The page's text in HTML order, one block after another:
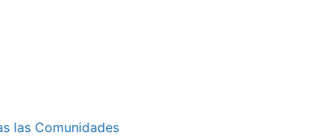
las Comunidades